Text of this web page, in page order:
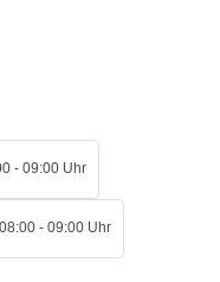
- 09:00 Uhr
- 09:00 Uhr